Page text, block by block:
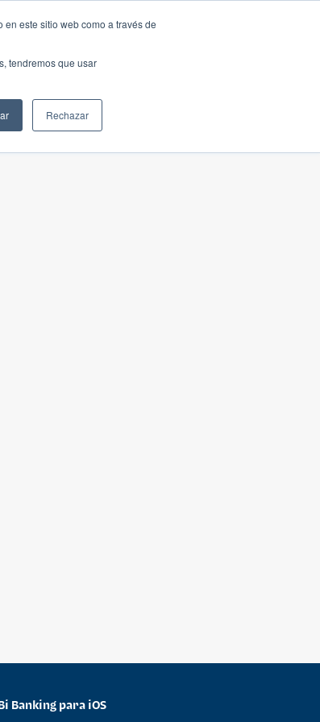
este sitio web como a través de
tendremos que usar
Rechazar
Banking para iOS